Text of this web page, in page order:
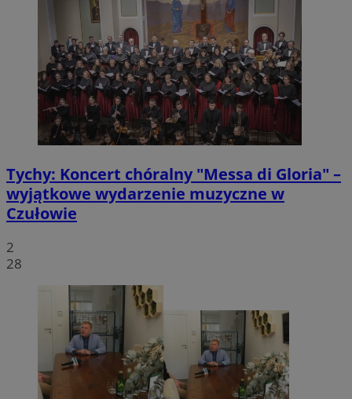
Tychy: Koncert chóralny "Messa di Gloria" –
wyjątkowe wydarzenie muzyczne w
Czułowie
2
28